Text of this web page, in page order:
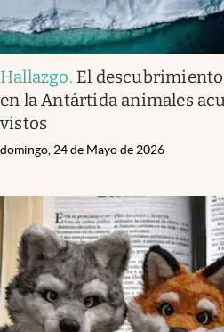
Hallazgo. El
en la Antártida animales
vistos
domingo, 24 de Mayo de 2026